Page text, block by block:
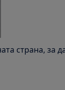
страна, за